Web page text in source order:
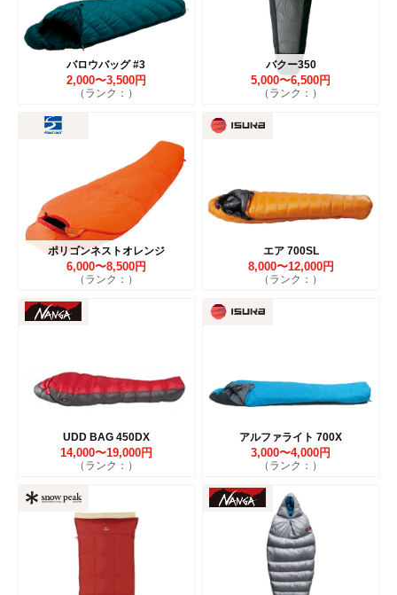
バロウバッグ #3
2,000〜3,500円
（ランク：）
バクー350
5,000〜6,500円
（ランク：）
ポリゴンネストオレンジ
6,000〜8,500円
（ランク：）
エア 700SL
8,000〜12,000円
（ランク：）
UDD BAG 450DX
14,000〜19,000円
（ランク：）
アルファライト 700X
3,000〜4,000円
（ランク：）